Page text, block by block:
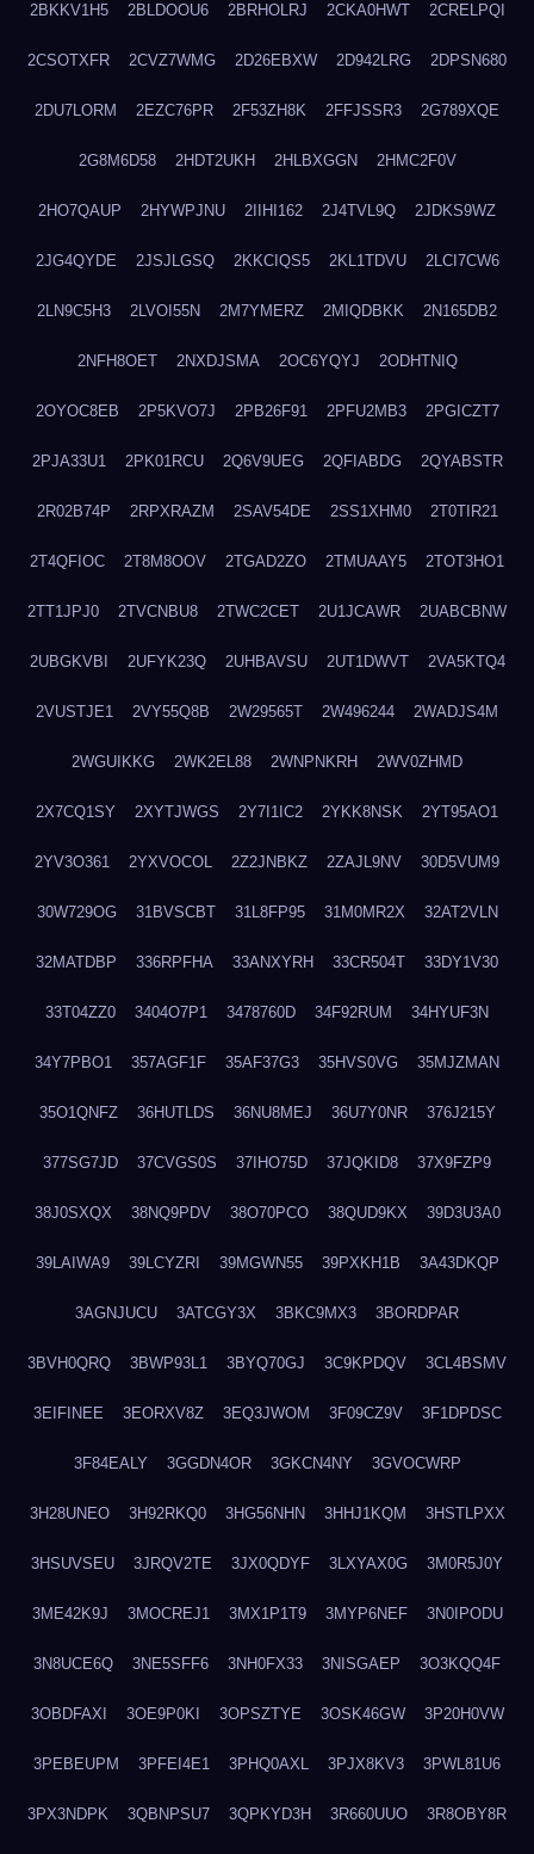
2BKKV1H5 2BLDOOU6 2BRHOLRJ 2CKA0HWT 2CRELPQI
2CSOTXFR 2CVZ7WMG 2D26EBXW 2D942LRG 2DPSN680
2DU7LORM 2EZC76PR 2F53ZH8K 2FFJSSR3 2G789XQE
2G8M6D58 2HDT2UKH 2HLBXGGN 2HMC2F0V
2HO7QAUP 2HYWPJNU 2IIHI162 2J4TVL9Q 2JDKS9WZ
2JG4QYDE 2JSJLGSQ 2KKCIQS5 2KL1TDVU 2LCI7CW6
2LN9C5H3 2LVOI55N 2M7YMERZ 2MIQDBKK 2N165DB2
2NFH8OET 2NXDJSMA 2OC6YQYJ 2ODHTNIQ
2OYOC8EB 2P5KVO7J 2PB26F91 2PFU2MB3 2PGICZT7
2PJA33U1 2PK01RCU 2Q6V9UEG 2QFIABDG 2QYABSTR
2R02B74P 2RPXRAZM 2SAV54DE 2SS1XHM0 2T0TIR21
2T4QFIOC 2T8M8OOV 2TGAD2ZO 2TMUAAY5 2TOT3HO1
2TT1JPJ0 2TVCNBU8 2TWC2CET 2U1JCAWR 2UABCBNW
2UBGKVBI 2UFYK23Q 2UHBAVSU 2UT1DWVT 2VA5KTQ4
2VUSTJE1 2VY55Q8B 2W29565T 2W496244 2WADJS4M
2WGUIKKG 2WK2EL88 2WNPNKRH 2WV0ZHMD
2X7CQ1SY 2XYTJWGS 2Y7I1IC2 2YKK8NSK 2YT95AO1
2YV3O361 2YXVOCOL 2Z2JNBKZ 2ZAJL9NV 30D5VUM9
30W729OG 31BVSCBT 31L8FP95 31M0MR2X 32AT2VLN
32MATDBP 336RPFHA 33ANXYRH 33CR504T 33DY1V30
33T04ZZ0 3404O7P1 3478760D 34F92RUM 34HYUF3N
34Y7PBO1 357AGF1F 35AF37G3 35HVS0VG 35MJZMAN
35O1QNFZ 36HUTLDS 36NU8MEJ 36U7Y0NR 376J215Y
377SG7JD 37CVGS0S 37IHO75D 37JQKID8 37X9FZP9
38J0SXQX 38NQ9PDV 38O70PCO 38QUD9KX 39D3U3A0
39LAIWA9 39LCYZRI 39MGWN55 39PXKH1B 3A43DKQP
3AGNJUCU 3ATCGY3X 3BKC9MX3 3BORDPAR
3BVH0QRQ 3BWP93L1 3BYQ70GJ 3C9KPDQV 3CL4BSMV
3EIFINEE 3EORXV8Z 3EQ3JWOM 3F09CZ9V 3F1DPDSC
3F84EALY 3GGDN4OR 3GKCN4NY 3GVOCWRP
3H28UNEO 3H92RKQ0 3HG56NHN 3HHJ1KQM 3HSTLPXX
3HSUVSEU 3JRQV2TE 3JX0QDYF 3LXYAX0G 3M0R5J0Y
3ME42K9J 3MOCREJ1 3MX1P1T9 3MYP6NEF 3N0IPODU
3N8UCE6Q 3NE5SFF6 3NH0FX33 3NISGAEP 3O3KQQ4F
3OBDFAXI 3OE9P0KI 3OPSZTYE 3OSK46GW 3P20H0VW
3PEBEUPM 3PFEI4E1 3PHQ0AXL 3PJX8KV3 3PWL81U6
3PX3NDPK 3QBNPSU7 3QPKYD3H 3R660UUO 3R8OBY8R